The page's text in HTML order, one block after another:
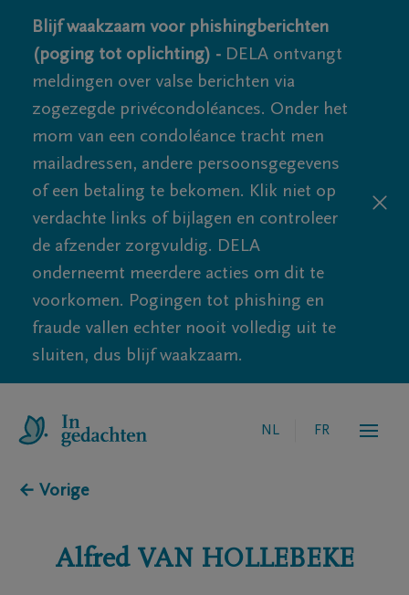
Blijf waakzaam voor phishingberichten
(poging tot oplichting) - DELA ontvangt
meldingen over valse berichten via
zogezegde privécondoléances. Onder het
mom van een condoléance tracht men
mailadressen, andere persoonsgegevens
of een betaling te bekomen. Klik niet op
verdachte links of bijlagen en controleer
de afzender zorgvuldig. DELA
onderneemt meerdere acties om dit te
voorkomen. Pogingen tot phishing en
fraude vallen echter nooit volledig uit te
sluiten, dus blijf waakzaam.
NL FR
← Vorige
Alfred VAN HOLLEBEKE